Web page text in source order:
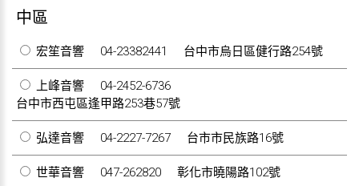
中區
宏笙音響 04-23382441 台中市烏日區健行路254號
上峰音響
04-2452-6736
台中市西屯區逢甲路253巷57號
弘達音響 04-2227-7267 台市市民族路16號
世華音響 047-262820 彰化市曉陽路102號